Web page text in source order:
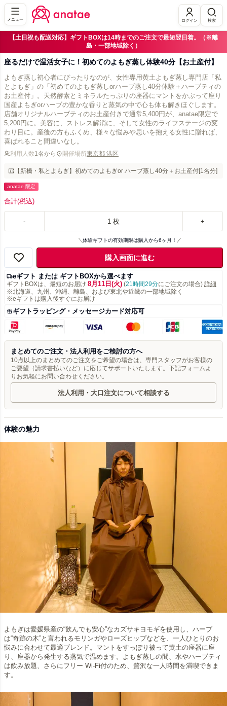
メニュー ログイン 検索
【土日祝も配送対応】ギフトBOXは14時までのご注文で最短翌日着。（※離
島・一部地域除く）
座るだけで温活女子に！初めてのよもぎ蒸し体験40分【お土産付】
よもぎ蒸し初心者にぴったりなのが、女性専用黄土よもぎ蒸し専門店「私
とよもぎ」の「初めてのよもぎ蒸しorハーブ蒸し40分体験＋ハーブティの
お土産付」。天然酵素とミネラルたっぷりの座器にマントをかぶって座り
国産よもぎorハーブの豊かな香りと蒸気の中で心も体も解きほぐします。
店舗オリジナルハーブティのお土産付きで通常5,400円が、anatae限定で
5,200円に。美容に、ストレス解消に、そして女性のライフステージの変
わり目に。産後の方もふくめ、様々な悩みや思いを抱える女性に贈れば、
喜ばれること間違いなし。
利用人数1名から 開催場所東京都 港区
【新橋・私とよもぎ】初めてのよもぎor ハーブ蒸し40分＋お土産付[1名分]
anatae 限定
合計(税込)
- 1 枚 +
体験ギフトの有効期限は購入から6ヶ月！
購入画面に進む
eギフト または ギフトBOXから選べます
ギフトBOXは、最短のお届け 8月11日(火) (21時間29分にご注文の場合) 詳細
※北海道、九州、沖縄、離島、および東北や近畿の一部地域除く
※eギフトは購入後すぐにお届け
ギフトラッピング・メッセージカード対応可
まとめてのご注文・法人利用をご検討の方へ
10点以上のまとめてのご注文をご希望の場合は、専門スタッフがお客様の
ご要望（請求書払いなど）に応じてサポートいたします。下記フォームよ
りお気軽にお問い合わせください。
法人利用・大口注文について相談する
体験の魅力
よもぎは愛媛県産の“飲んでも安心”なカズサキヨモギを使用し、ハーブ
は“奇跡の木”と言われるモリンガやローズヒップなどを、一人ひとりのお
悩みに合わせて最適ブレンド。マントをすっぽり被って黄土の座器に座
り、座器から発生する蒸気で温めます。よもぎ蒸しの間、水やハーブティ
は飲み放題、さらにフリー Wi-Fi付のため、贅沢な一人時間を満喫できま
す。